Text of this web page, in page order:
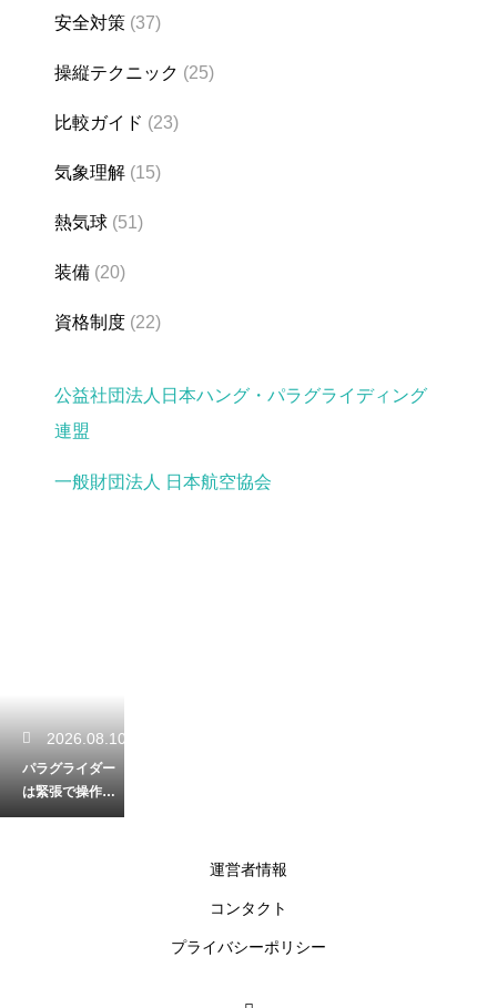
安全対策 (37)
操縦テクニック (25)
比較ガイド (23)
気象理解 (15)
熱気球 (51)
装備 (20)
資格制度 (22)
公益社団法人日本ハング・パラグライディング
連盟
一般財団法人 日本航空協会
2026.08.10
パラグライダー
は緊張で操作で
きないことも！
運営者情報
コンタクト
プライバシーポリシー